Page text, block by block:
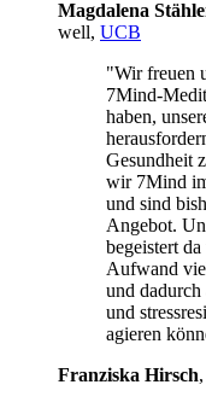
Mag­da­lena
well, UCB
"Wir freuen
7Mind-
haben,
Gesundheit
wir 7Mind
und sind
Angebot.
begeistert
Aufwand
und dadurch
und
agieren
Franziska Hirsch